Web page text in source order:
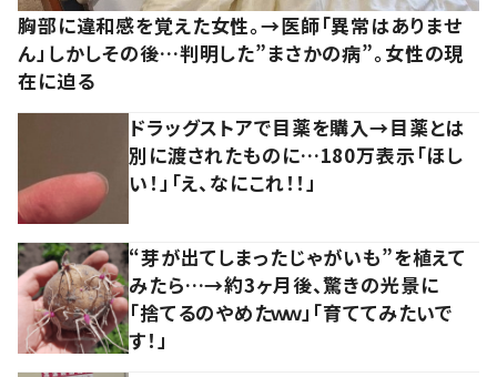
胸部に違和感を覚えた女性。→医師「異常はありませ
ん」しかしその後…判明した”まさかの病”。女性の現
在に迫る
ドラッグストアで目薬を購入→目薬とは
別に渡されたものに…180万表示「ほし
い！」「え、なにこれ！！」
“芽が出てしまったじゃがいも”を植えて
みたら…→約3ヶ月後、驚きの光景に
「捨てるのやめたｗｗ」「育ててみたいで
す！」